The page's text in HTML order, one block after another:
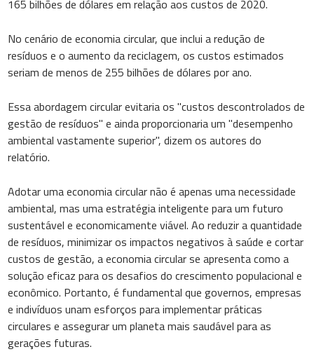
165 bilhões de dólares em relação aos custos de 2020.
No cenário de economia circular, que inclui a redução de
resíduos e o aumento da reciclagem, os custos estimados
seriam de menos de 255 bilhões de dólares por ano.
Essa abordagem circular evitaria os "custos descontrolados de
gestão de resíduos" e ainda proporcionaria um "desempenho
ambiental vastamente superior", dizem os autores do
relatório.
Adotar uma economia circular não é apenas uma necessidade
ambiental, mas uma estratégia inteligente para um futuro
sustentável e economicamente viável. Ao reduzir a quantidade
de resíduos, minimizar os impactos negativos à saúde e cortar
custos de gestão, a economia circular se apresenta como a
solução eficaz para os desafios do crescimento populacional e
econômico. Portanto, é fundamental que governos, empresas
e indivíduos unam esforços para implementar práticas
circulares e assegurar um planeta mais saudável para as
gerações futuras.